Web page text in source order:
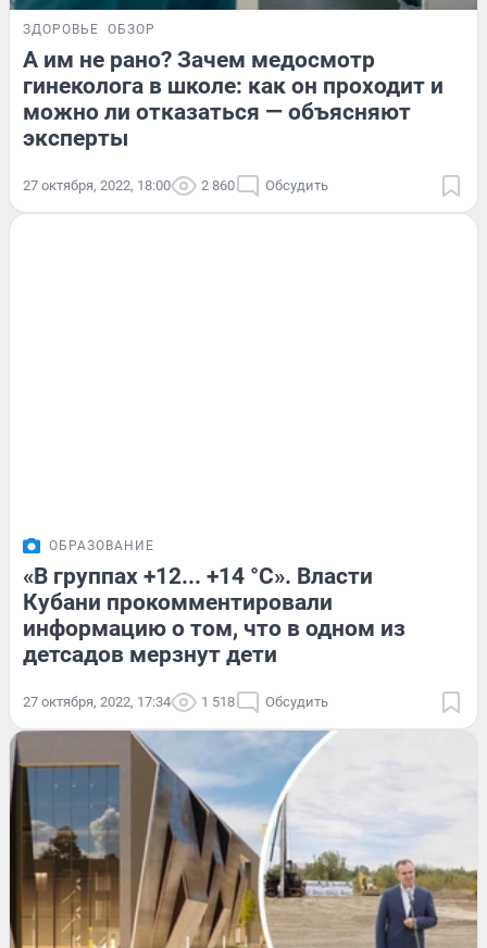
ЗДОРОВЬЕ ОБЗОР
А им не рано? Зачем медосмотр
гинеколога в школе: как он проходит и
можно ли отказаться — объясняют
эксперты
27 октября, 2022, 18:00 2 860 Обсудить
ОБРАЗОВАНИЕ
«В группах +12... +14 °С». Власти
Кубани прокомментировали
информацию о том, что в одном из
детсадов мерзнут дети
27 октября, 2022, 17:34 1 518 Обсудить